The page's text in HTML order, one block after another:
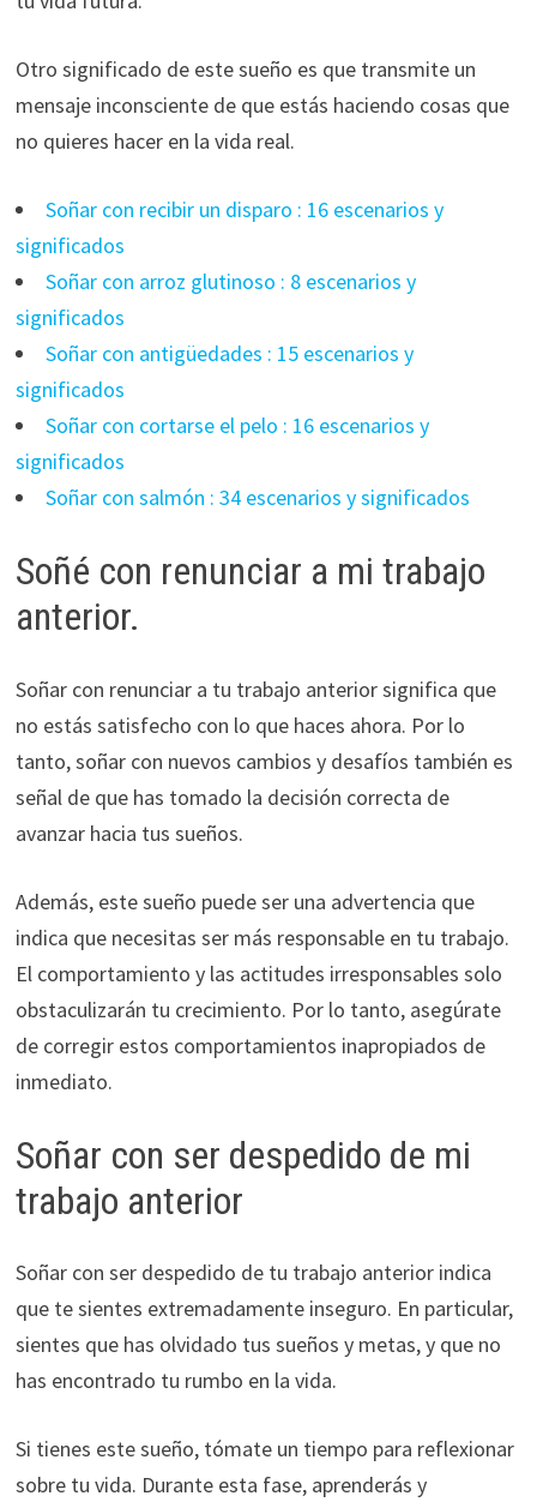
Otro significado de este sueño es que transmite un
mensaje inconsciente de que estás haciendo cosas que
no quieres hacer en la vida real.
Soñar con recibir un disparo : 16 escenarios y
significados
Soñar con arroz glutinoso : 8 escenarios y
significados
Soñar con antigüedades : 15 escenarios y
significados
Soñar con cortarse el pelo : 16 escenarios y
significados
Soñar con salmón : 34 escenarios y significados
Soñé con renunciar a mi trabajo
anterior.
Soñar con renunciar a tu trabajo anterior significa que
no estás satisfecho con lo que haces ahora. Por lo
tanto, soñar con nuevos cambios y desafíos también es
señal de que has tomado la decisión correcta de
avanzar hacia tus sueños.
Además, este sueño puede ser una advertencia que
indica que necesitas ser más responsable en tu trabajo.
El comportamiento y las actitudes irresponsables solo
obstaculizarán tu crecimiento. Por lo tanto, asegúrate
de corregir estos comportamientos inapropiados de
inmediato.
Soñar con ser despedido de mi
trabajo anterior
Soñar con ser despedido de tu trabajo anterior indica
que te sientes extremadamente inseguro. En particular,
sientes que has olvidado tus sueños y metas, y que no
has encontrado tu rumbo en la vida.
Si tienes este sueño, tómate un tiempo para reflexionar
sobre tu vida. Durante esta fase, aprenderás y